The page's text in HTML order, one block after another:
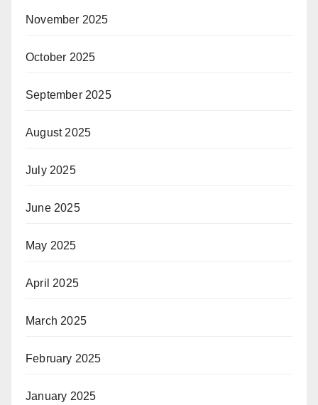
November 2025
October 2025
September 2025
August 2025
July 2025
June 2025
May 2025
April 2025
March 2025
February 2025
January 2025